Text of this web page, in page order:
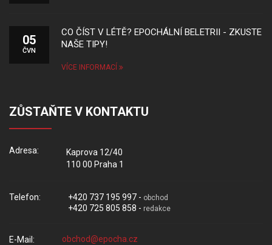
05
ČVN
CO ČÍST V LÉTĚ? EPOCHÁLNÍ BELETRII - ZKUSTE
NAŠE TIPY!
VÍCE INFORMACÍ
ZŮSTAŇTE V KONTAKTU
Adresa:
Kaprova 12/40
110 00 Praha 1
Telefon: +420 737 195 997 - obchod
+420 725 805 858 - redakce
E-Mail: